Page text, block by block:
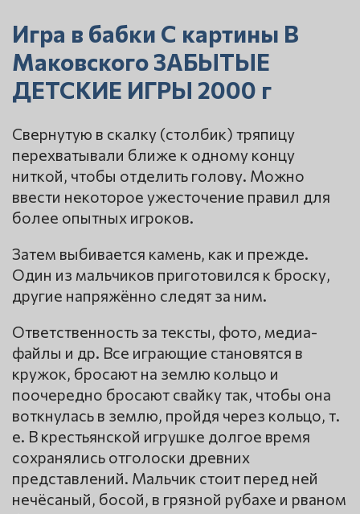
Игра в бабки С картины В
Маковского ЗАБЫТЫЕ
ДЕТСКИЕ ИГРЫ 2000 г
Свернутую в скалку (столбик) тряпицу
перехватывали ближе к одному концу
ниткой, чтобы отделить голову. Можно
ввести некоторое ужесточение правил для
более опытных игроков.
Затем выбивается камень, как и прежде.
Один из мальчиков приготовился к броску,
другие напряжённо следят за ним.
Ответственность за тексты, фото, медиа-
файлы и др. Все играющие становятся в
кружок, бросают на землю кольцо и
поочередно бросают свайку так, чтобы она
воткнулась в землю, пройдя через кольцо, т.
е. В крестьянской игрушке долгое время
сохранялись отголоски древних
представлений. Мальчик стоит перед ней
нечёсаный, босой, в грязной рубахе и рваном